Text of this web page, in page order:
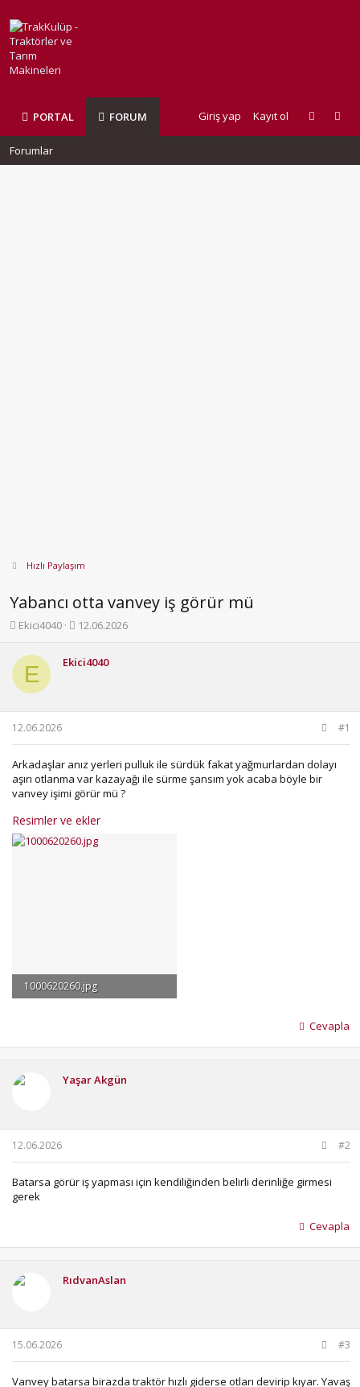
PORTAL FORUM Giriş yap Kayıt ol
Forumlar
Hızlı Paylaşım
Yabancı otta vanvey iş görür mü
K
n
y
u
b
l
a
t
n
Ekici4040
B
l
g
a
r
i
h
i
12.06.2026
E Ekici4040
12.06.2026 #1
Arkadaşlar anız yerleri pulluk ile sürdük fakat yağmurlardan dolayı
aşırı otlanma var kazayağı ile sürme şansım yok acaba böyle bir
vanvey işimi görür mü ?
Resimler ve ekler
1000620260.jpg
Cevapla
Yaşar Akgün
12.06.2026 #2
Batarsa görür iş yapması için kendiliğinden belirli derinliğe girmesi
gerek
Cevapla
RıdvanAslan
15.06.2026 #3
Vanvey batarsa birazda traktör hızlı giderse otları devirip kıyar. Yavaş